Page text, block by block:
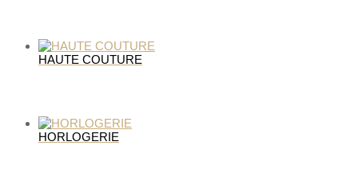
HAUTE COUTURE
HORLOGERIE